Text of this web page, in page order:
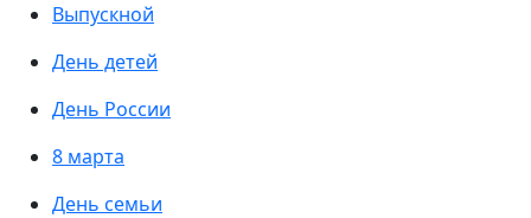
Выпускной
День детей
День России
8 марта
День семьи